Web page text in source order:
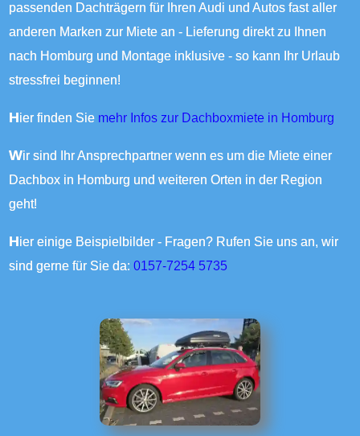
passenden Dachträgern für Ihren Audi und Autos fast aller
anderen Marken zur Miete an - Lieferung direkt zu Ihnen
nach Homburg und Montage inklusive - so kann Ihr Urlaub
stressfrei beginnen!
Hier finden Sie mehr Infos zur Dachboxmiete in Homburg
Wir sind Ihr Ansprechpartner wenn es um die Miete einer
Dachbox in Homburg und weiteren Orten in der Region
geht!
Hier einige Beispielbilder - Fragen? Rufen Sie uns an, wir
sind gerne für Sie da:0157-7254 5735